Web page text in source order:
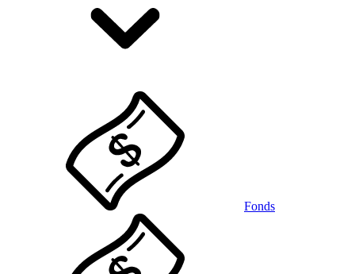
Fonds